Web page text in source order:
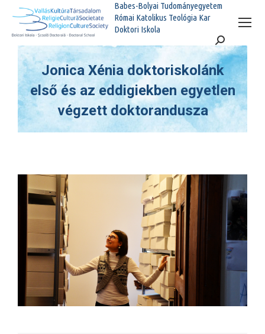
Babes-Bolyai Tudományegyetem
Római Katolikus Teológia Kar
Doktori Iskola
Search:
Jonica Xénia doktoriskolánk
első és az eddigiekben egyetlen
végzett doktorandusza
You are here: